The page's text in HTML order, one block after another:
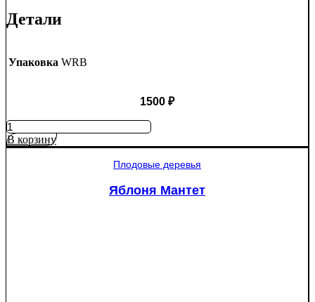
Детали
Упаковка WRB
1500 ₽
Количество
товара
Ель
В корзину
Плодовые деревья
Яблоня Мантет